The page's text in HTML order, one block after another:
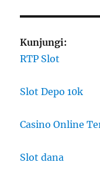
Kunjungi:
RTP Slot
Slot Depo 10k
Casino Online
Slot dana